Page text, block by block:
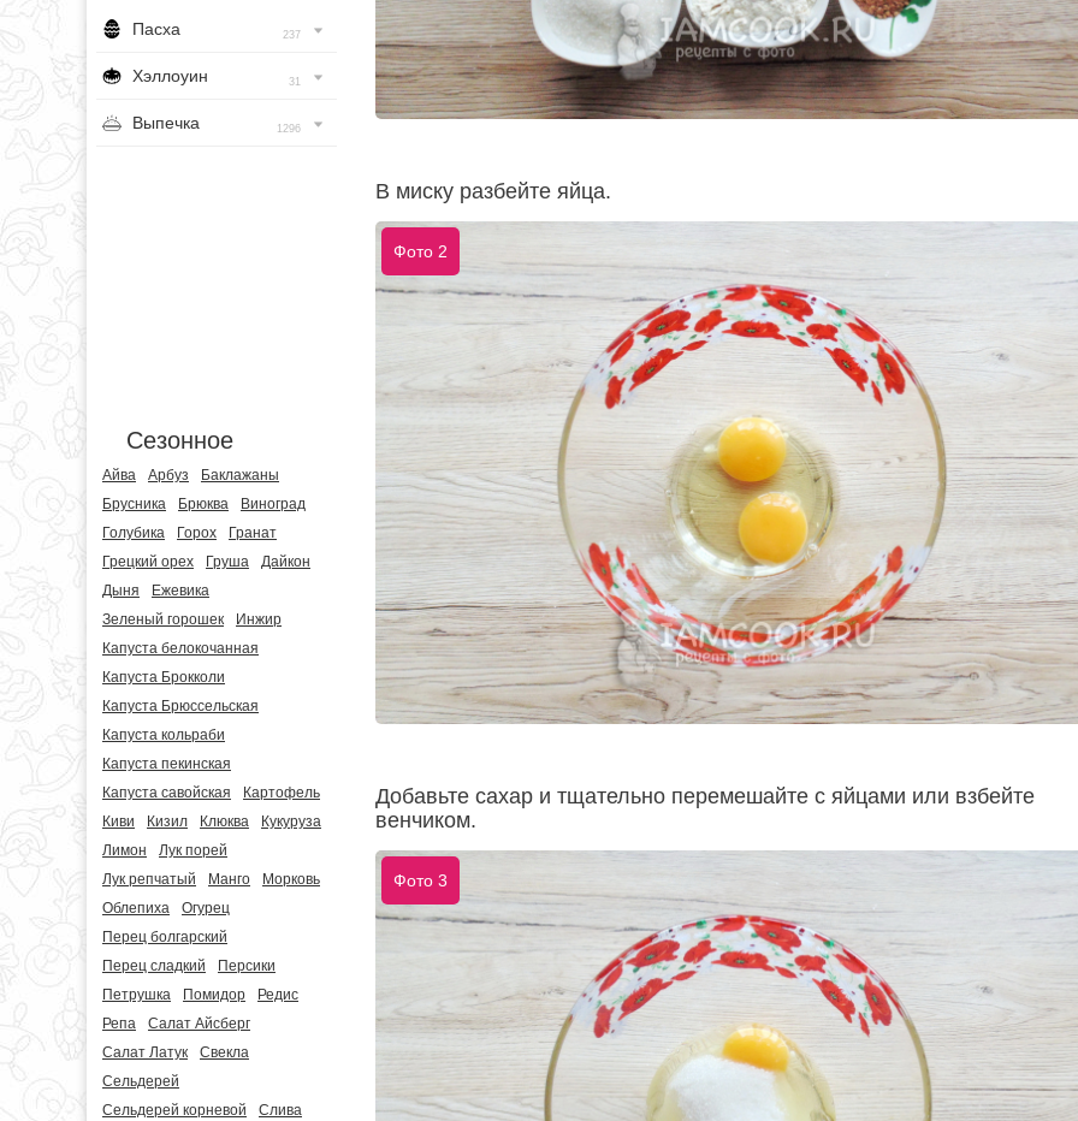
Пасха 237
Хэллоуин 31
Выпечка 1296
Сезонное
Айва Арбуз
Баклажаны
Брусника
Брюква
Виноград
Голубика
Горох
Гранат
Грецкий орех
Груша
Дайкон
Дыня
Ежевика
Зеленый горошек
Инжир
Капуста белокочанная
Капуста Брокколи
Капуста Брюссельская
Капуста кольраби
Капуста пекинская
Капуста савойская
Картофель
Киви
Кизил Клюква
Кукуруза
Лимон
Лук порей
Лук репчатый
Манго
Морковь
Облепиха
Огурец
Перец болгарский
Перец сладкий
Персики
Петрушка
Помидор
Редис
Репа
Салат Айсберг
Салат Латук
Свекла
Сельдерей
Сельдерей корневой
Слива
В миску разбейте яйца.
Фото 2
Добавьте сахар и тщательно перемешайте с яйцами или взбейте
венчиком.
Фото 3